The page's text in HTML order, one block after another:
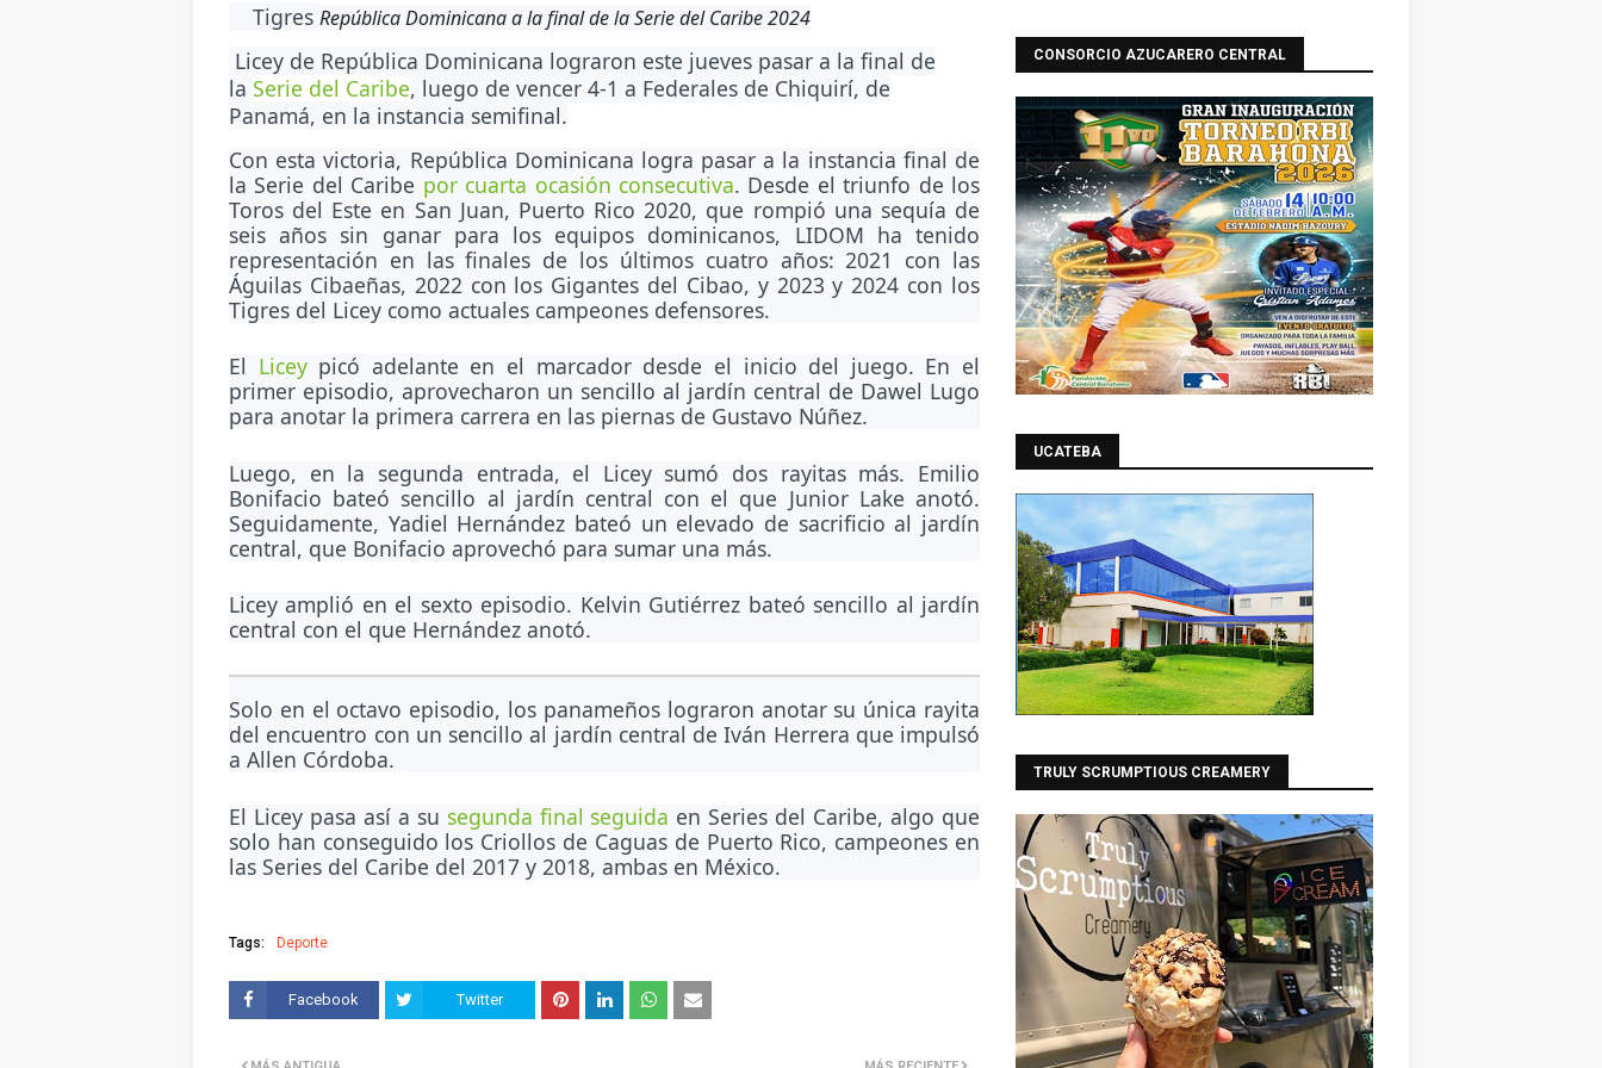
Tigres República Dominicana a la final de la Serie del Caribe 2024
Licey de República Dominicana lograron este jueves pasar a la final de
la Serie del Caribe, luego de vencer 4-1 a Federales de Chiquirí, de
Panamá, en la instancia semifinal.
Con esta victoria, República Dominicana logra pasar a la instancia final de
la Serie del Caribe por cuarta ocasión consecutiva. Desde el triunfo de los
Toros del Este en San Juan, Puerto Rico 2020, que rompió una sequía de
seis años sin ganar para los equipos dominicanos, LIDOM ha tenido
representación en las finales de los últimos cuatro años: 2021 con las
Águilas Cibaeñas, 2022 con los Gigantes del Cibao, y 2023 y 2024 con los
Tigres del Licey como actuales campeones defensores.
El Liceypicó adelante en el marcador desde el inicio del juego. En el
primer episodio, aprovecharon un sencillo al jardín central de Dawel Lugo
para anotar la primera carrera en las piernas de Gustavo Núñez.
Luego, en la segunda entrada, el Licey sumó dos rayitas más. Emilio
Bonifacio bateó sencillo al jardín central con el que Junior Lake anotó.
Seguidamente, Yadiel Hernández bateó un elevado de sacrificio al jardín
central, que Bonifacio aprovechó para sumar una más.
Licey amplió en el sexto episodio. Kelvin Gutiérrez bateó sencillo al jardín
central con el que Hernández anotó.
Solo en el octavo episodio, los panameños lograron anotar su única rayita
del encuentro con un sencillo al jardín central de Iván Herrera que impulsó
a Allen Córdoba.
El Licey pasa así a su segunda final seguida en Series del Caribe, algo que
solo han conseguido los Criollos de Caguas de Puerto Rico, campeones en
las Series del Caribe del 2017 y 2018, ambas en México.
Tags: Deporte
Facebook Twitter
CONSORCIO AZUCARERO CENTRAL
UCATEBA
TRULY SCRUMPTIOUS CREAMERY